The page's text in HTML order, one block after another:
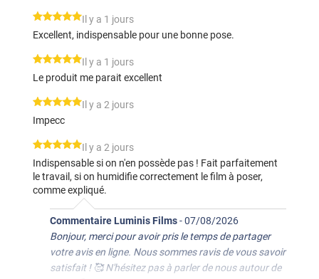
*****
Il y a 1 jours
Excellent, indispensable pour une bonne pose.
*****
Il y a 1 jours
Le produit me parait excellent
*****
Il y a 2 jours
Impecc
*****
Il y a 2 jours
Indispensable si on n'en possède pas ! Fait parfaitement
le travail, si on humidifie correctement le film à poser,
comme expliqué.
Commentaire Luminis Films-07/08/2026
Bonjour, merci pour avoir pris le temps de partager
votre avis en ligne. Nous sommes ravis de vous savoir
satisfait ! 🥰 N'hésitez pas à parler de nous autour de